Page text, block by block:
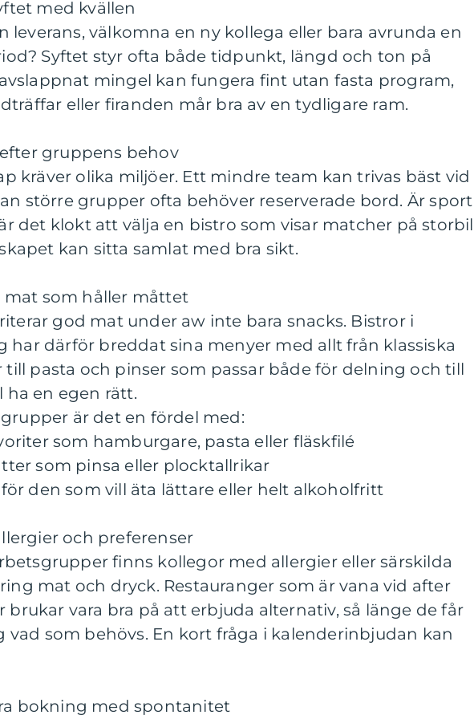
med kvällen
leverans, välkomna en ny kollega eller bara avrunda en
Syftet styr ofta både tidpunkt, längd och ton på
mingel kan fungera fint utan fasta program,
eller firanden mår bra av en tydligare ram.
gruppens behov
kräver olika miljöer. Ett mindre team kan trivas bäst vid
större grupper ofta behöver reserverade bord. Är sport
det klokt att välja en bistro som visar matcher på
kan sitta samlat med bra sikt.
mat som håller måttet
god mat under aw inte bara snacks. Bistror i
har därför breddat sina menyer med allt från klassiska
pasta och pinser som passar både för delning och till
ha en egen rätt.
är det en fördel med:
som hamburgare, pasta eller fläskfilé
som pinsa eller plocktallrikar
den som vill äta lättare eller helt alkoholfritt
och preferenser
finns kollegor med allergier eller särskilda
mat och dryck. Restauranger som är vana vid after
brukar vara bra på att erbjuda alternativ, så länge de får
vad som behövs. En kort fråga i kalenderinbjudan kan
bokning med spontanitet